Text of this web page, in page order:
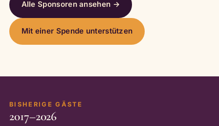
Alle Sponsoren ansehen →
Mit einer Spende unterstützen
BISHERIGE GÄSTE
2017–2026